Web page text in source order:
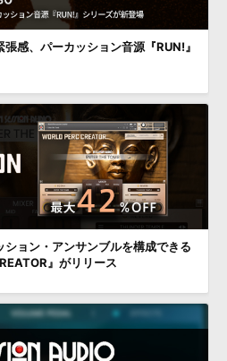
感、パーカッション音源『RUN!』
ョン・アンサンブルを構成できる
』がリリース